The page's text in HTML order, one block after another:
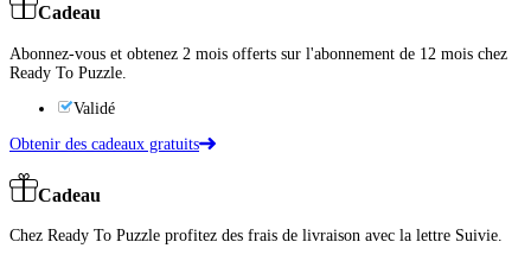
Cadeau
Abonnez-vous et obtenez 2 mois offerts sur l'abonnement de 12 mois chez
Ready To Puzzle.
Validé
Obtenir des cadeaux gratuits
Cadeau
Chez Ready To Puzzle profitez des frais de livraison avec la lettre Suivie.